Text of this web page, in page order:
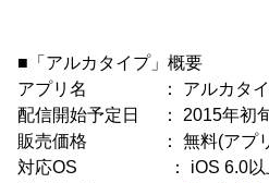
■「アルカタイプ」概要
アプリ名 ： アルカタイ
配信開始予定日 ： 2015年初
販売価格 ： 無料(アプリ
対応OS ： iOS 6.0以